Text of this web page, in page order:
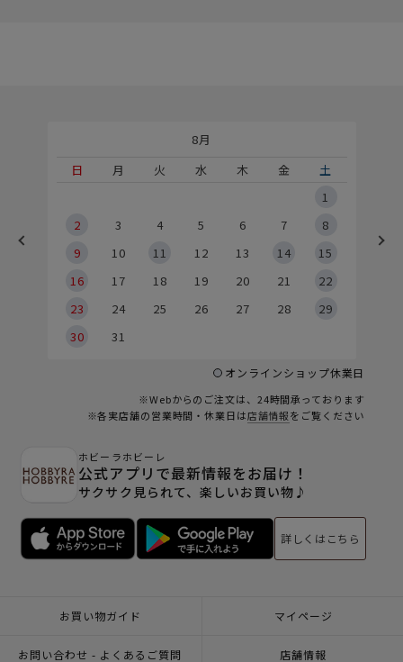
8月
日
月 火 水 木 金
土
1
2
3 4 5 6 7
8
9
10 11 12 13 14
15
16
17 18 19 20 21
22
23
24 25 26 27 28
29
30
31
オンラインショップ休業日
※Webからのご注文は、24時間承っております
※各実店舗の営業時間・休業日は店舗情報をご覧ください
ホビーラホビーレ
公式アプリで最新情報をお届け！
サクサク見られて、楽しいお買い物♪
詳しくはこちら
お買い物ガイド マイページ
お問い合わせ - よくあるご質問 店舗情報